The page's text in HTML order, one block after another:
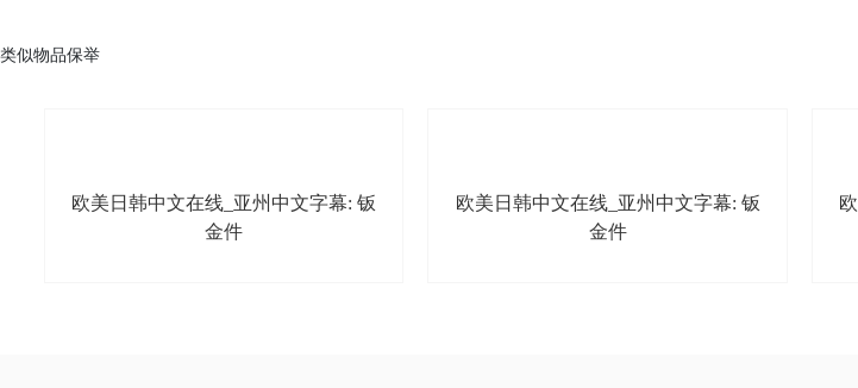
类似物品保举
欧美日韩中文在线_亚州中文字幕: 钣
金件
欧美日韩中文在线_亚州中文字幕: 钣
金件